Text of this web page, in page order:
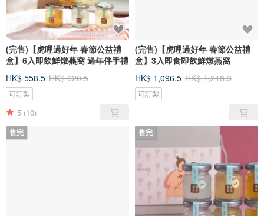
(完售)【虎哩過好年 春節公益禮
盒】6入即飲鮮燉燕窩 過年伴手禮
HK$ 558.5 HK$ 620.5
可訂製
5 (10)
(完售)【虎哩過好年 春節公益禮
盒】3入即食即飲鮮燉燕窩
HK$ 1,096.5 HK$ 1,218.3
可訂製
售完 售完